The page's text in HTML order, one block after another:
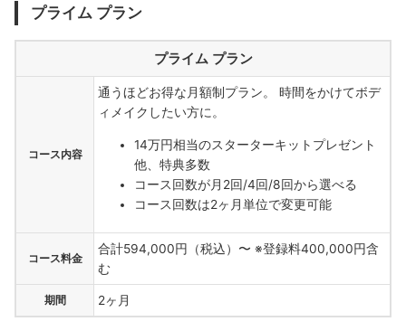
プライム プラン
プライム プラン
コース内容
通うほどお得な月額制プラン。 時間をかけてボデ
ィメイクしたい方に。
14万円相当のスターターキットプレゼント
他、特典多数
コース回数が月2回/4回/8回から選べる
コース回数は2ヶ月単位で変更可能
コース料金
合計594,000円（税込）〜 ※登録料400,000円含
む
期間 2ヶ月